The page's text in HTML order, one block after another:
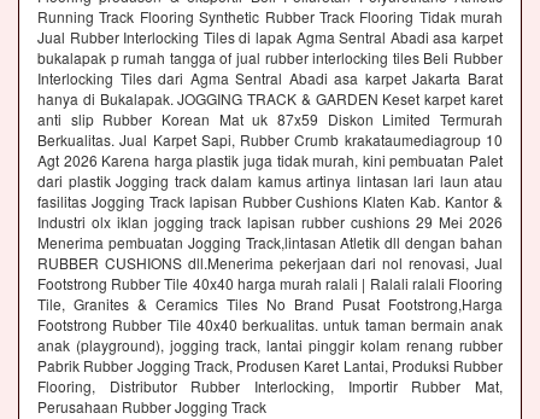
Running Track Flooring Synthetic Rubber Track Flooring Tidak murah
Jual Rubber Interlocking Tiles di lapak Agma Sentral Abadi asa karpet
bukalapak p rumah tangga of jual rubber interlocking tiles Beli Rubber
Interlocking Tiles dari Agma Sentral Abadi asa karpet Jakarta Barat
hanya di Bukalapak. JOGGING TRACK & GARDEN Keset karpet karet
anti slip Rubber Korean Mat uk 87x59 Diskon Limited Termurah
Berkualitas. Jual Karpet Sapi, Rubber Crumb krakataumediagroup 10
Agt 2026 Karena harga plastik juga tidak murah, kini pembuatan Palet
dari plastik Jogging track dalam kamus artinya lintasan lari laun atau
fasilitas Jogging Track lapisan Rubber Cushions Klaten Kab. Kantor &
Industri olx iklan jogging track lapisan rubber cushions 29 Mei 2026
Menerima pembuatan Jogging Track,lintasan Atletik dll dengan bahan
RUBBER CUSHIONS dll.Menerima pekerjaan dari nol renovasi, Jual
Footstrong Rubber Tile 40x40 harga murah ralali | Ralali ralali Flooring
Tile, Granites & Ceramics Tiles No Brand Pusat Footstrong,Harga
Footstrong Rubber Tile 40x40 berkualitas. untuk taman bermain anak
anak (playground), jogging track, lantai pinggir kolam renang rubber
Pabrik Rubber Jogging Track, Produsen Karet Lantai, Produksi Rubber
Flooring, Distributor Rubber Interlocking, Importir Rubber Mat,
Perusahaan Rubber Jogging Track